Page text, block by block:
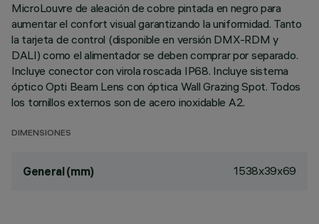
MicroLouvre de aleación de cobre pintada en negro para
aumentar el confort visual garantizando la uniformidad. Tanto
la tarjeta de control (disponible en versión DMX-RDM y
DALI) como el alimentador se deben comprar por separado.
Incluye conector con virola roscada IP68. Incluye sistema
óptico Opti Beam Lens con óptica Wall Grazing Spot. Todos
los tornillos externos son de acero inoxidable A2.
DIMENSIONES
General (mm) 1538x39x69